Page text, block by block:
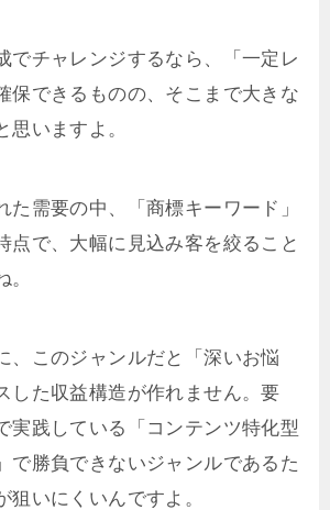
でチャレンジするなら、「一定レ
保できるものの、そこまで大きな
思いますよ。
た需要の中、「商標キーワード」
点で、大幅に見込み客を絞ること
、このジャンルだと「深いお悩
した収益構造が作れません。要
実践している「コンテンツ特化型
で勝負できないジャンルであるた
狙いにくいんですよ。